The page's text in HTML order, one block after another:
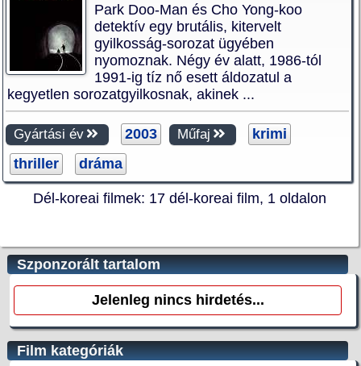
Park Doo-Man és Cho Yong-koo
detektív egy brutális, kitervelt
gyilkosság-sorozat ügyében
nyomoznak. Négy év alatt, 1986-tól
1991-ig tíz nő esett áldozatul a
kegyetlen sorozatgyilkosnak, akinek ...
Gyártási év 2003 Műfaj
krimi
thriller
dráma
Dél-koreai filmek: 17 dél-koreai film, 1 oldalon
Szponzorált tartalom
Jelenleg nincs hirdetés...
Film kategóriák